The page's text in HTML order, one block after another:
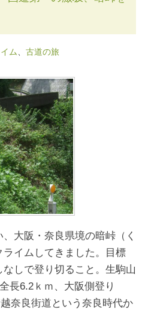
ム、 古道の旅
大阪・奈良県境の暗峠（く
ライムしてきました。目標
しで登り切ること。生駒山
長6.2ｋｍ、大阪側登り
奈良街道という奈良時代か